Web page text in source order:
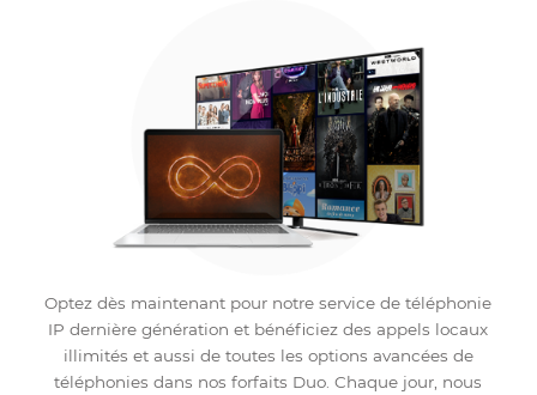
Grâce à l’application Tether sur votre
smartphone, vous aurez la possibilité de
contrôler et configurer votre routeur TP-
LINK à distance et d’assurer la sécurité de
vos enfants en bénéficiant de l’option du
contrôle parental.
Duo